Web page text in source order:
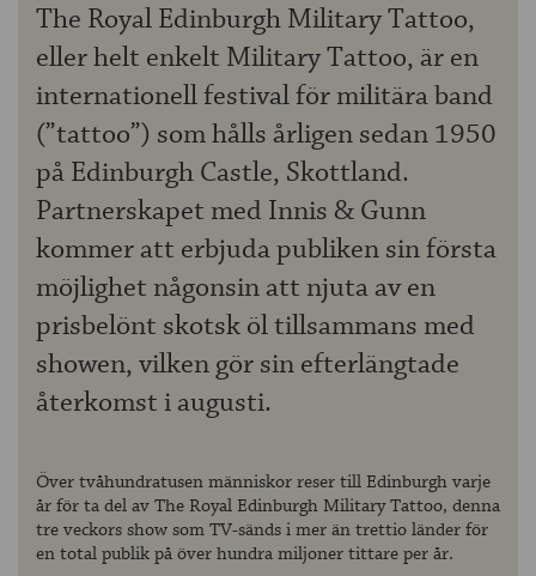
The Royal Edinburgh Military Tattoo,
eller helt enkelt Military Tattoo, är en
internationell festival för militära band
(”tattoo”) som hålls årligen sedan 1950
på Edinburgh Castle, Skottland.
Partnerskapet med Innis & Gunn
kommer att erbjuda publiken sin första
möjlighet någonsin att njuta av en
prisbelönt skotsk öl tillsammans med
showen, vilken gör sin efterlängtade
återkomst i augusti.
Över tvåhundratusen människor reser till Edinburgh varje
år för ta del av The Royal Edinburgh Military Tattoo, denna
tre veckors show som TV-sänds i mer än trettio länder för
en total publik på över hundra miljoner tittare per år.